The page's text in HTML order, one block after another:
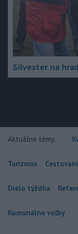
Silvester na
Aktuálne témy:
Turizmus
Dielo týždňa
Komunálne voľby